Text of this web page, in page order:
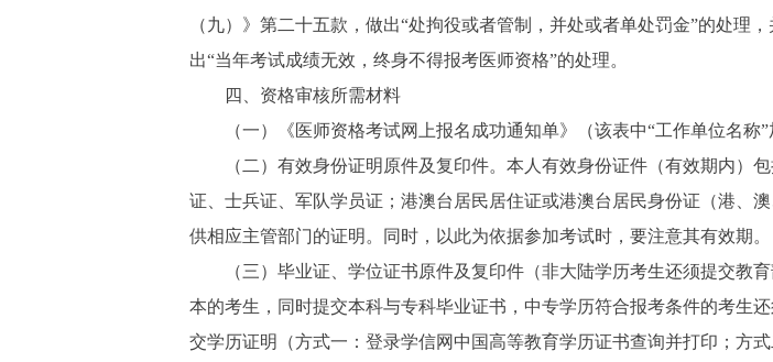
（九）》第二十五款，做出“处拘役或者管制，并处或者单处罚金”的处理
出“当年考试成绩无效，终身不得报考医师资格”的处理。
四、资格审核所需材料
（一）《医师资格考试网上报名成功通知单》（该表中“工作单位名称”
（二）有效身份证明原件及复印件。本人有效身份证件（有效期内）
证、士兵证、军队学员证；港澳台居民居住证或港澳台居民身份证（港、
供相应主管部门的证明。同时，以此为依据参加考试时，要注意其有效期。
（三）毕业证、学位证书原件及复印件（非大陆学历考生还须提交教
本的考生，同时提交本科与专科毕业证书，中专学历符合报考条件的考生
交学历证明（方式一：登录学信网中国高等教育学历证书查询并打印；方